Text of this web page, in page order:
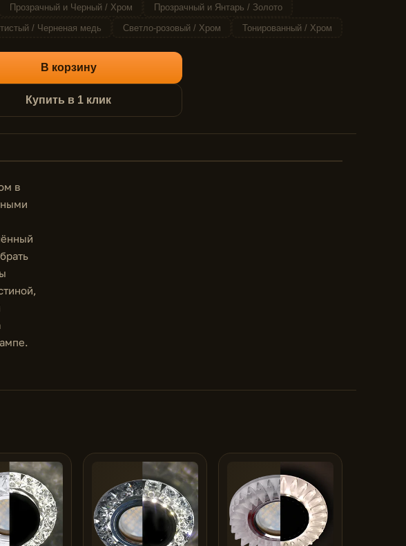
Прозрачный и Черный / Хром
Прозрачный и Янтарь / Золото
/ Черненая медь Светло-розовый / Хром Тонированный / Хром
В корзину
Купить в 1 клик
в